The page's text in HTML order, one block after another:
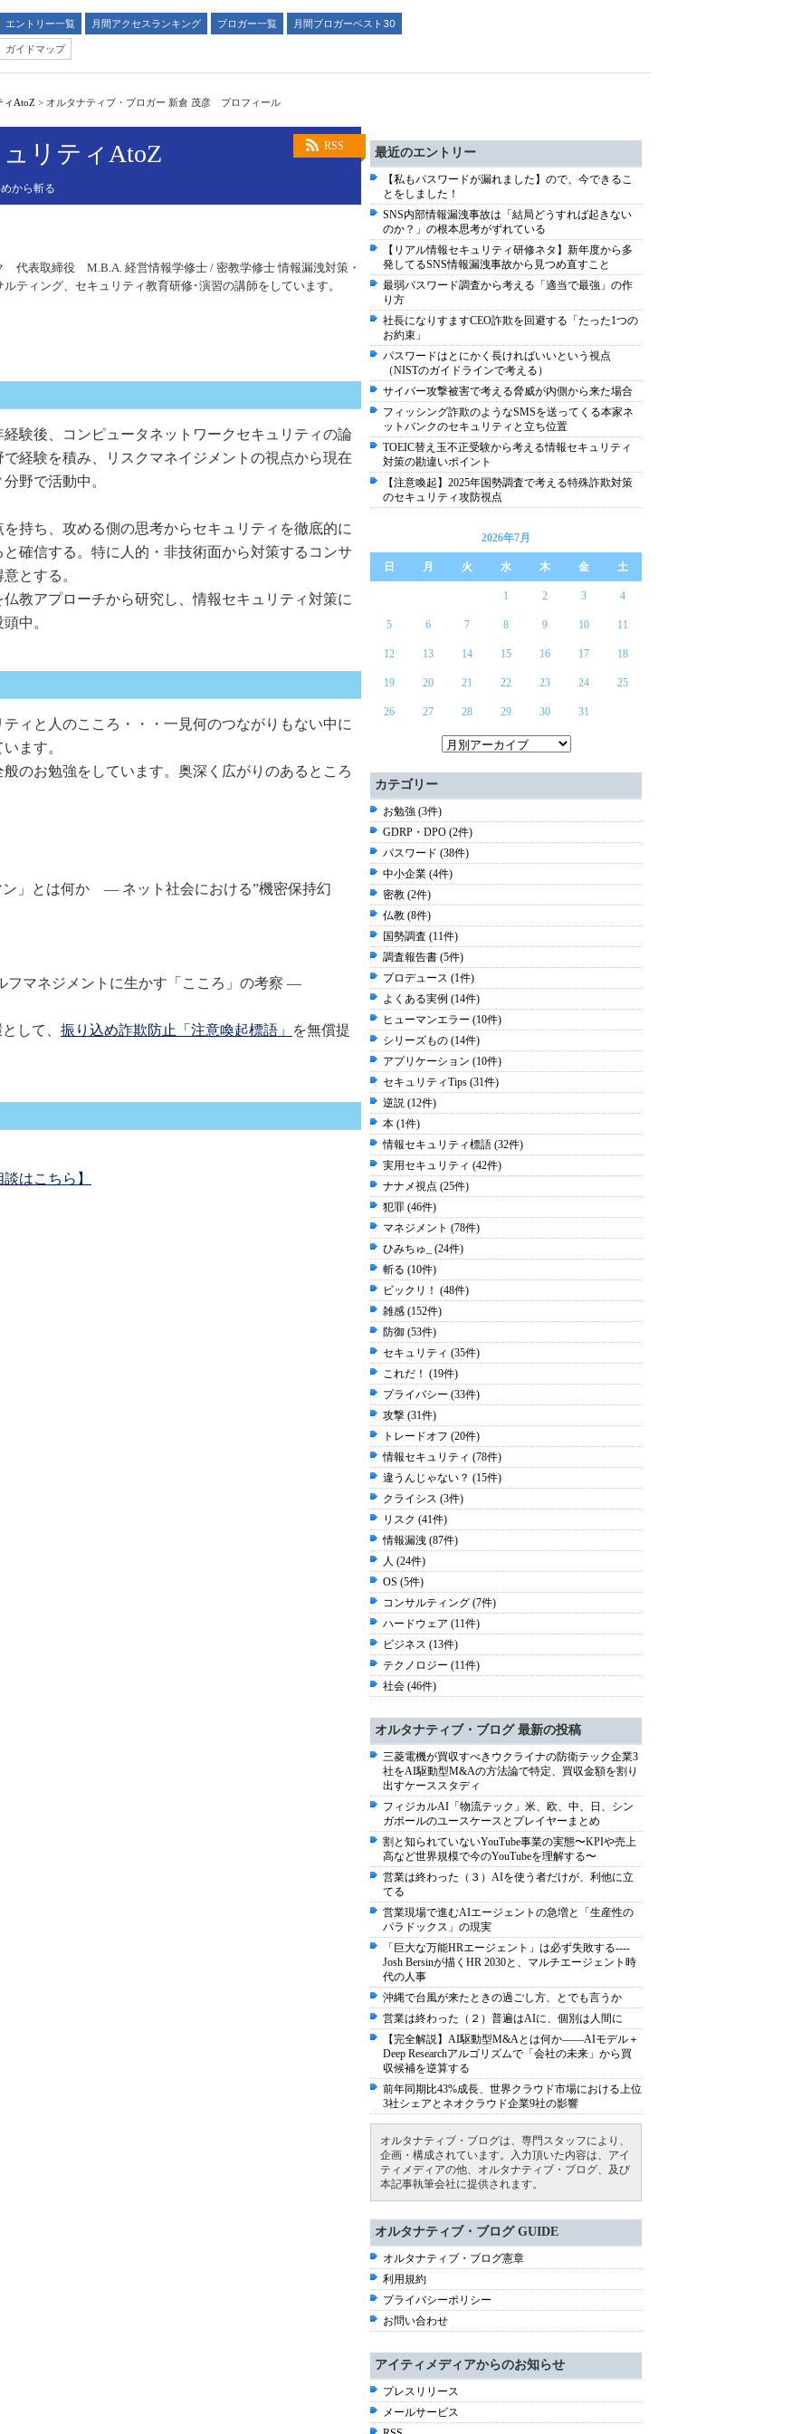
エントリー一覧 月間アクセスランキング ブロガー一覧
月間ブロガーベスト30
ガイドマップ
ィAtoZ > オルタナティブ・ブロガー 新倉 茂彦 プロフィール
RSS
リティAtoZ
から斬る
代表取締役 M.B.A. 経営情報学修士 / 密教学修士 情報漏洩対策・
ティング、セキュリティ教育研修･演習の講師をしています。
験後、コンピュータネットワークセキュリティの論
経験を積み、リスクマネイジメントの視点から現在
野で活動中。
持ち、攻める側の思考からセキュリティを徹底的に
確信する。特に人的・非技術面から対策するコンサ
とする。
教アプローチから研究し、情報セキュリティ対策に
中。
ィと人のこころ・・・一見何のつながりもない中に
ます。
のお勉強をしています。奥深く広がりのあるところ
ン」とは何か ― ネット社会における”機密保持幻
マネジメントに生かす「こころ」の考察 ―
して、 振り込め詐欺防止「注意喚起標語」
を無償提
はこちら】
最近のエントリー
【私もパスワードが漏れました】ので、今できるこ
とをしました！
SNS内部情報漏洩事故は「結局どうすれば起きない
のか？」の根本思考がずれている
【リアル情報セキュリティ研修ネタ】新年度から多
発してるSNS情報漏洩事故から見つめ直すこと
最弱パスワード調査から考える「適当で最強」の作
り方
社長になりすますCEO詐欺を回避する「たった1つの
お約束」
パスワードはとにかく長ければいいという視点
（NISTのガイドラインで考える）
サイバー攻撃被害で考える脅威が内側から来た場合
フィッシング詐欺のようなSMSを送ってくる本家ネ
ットバンクのセキュリティと立ち位置
TOEIC替え玉不正受験から考える情報セキュリティ
対策の勘違いポイント
【注意喚起】2025年国勢調査で考える特殊詐欺対策
のセキュリティ攻防視点
2026年7月
日 月 火 水 木 金 土
1 2 3 4
5 6 7 8 9 10 11
12 13 14 15 16 17 18
19 20 21 22 23 24 25
26 27 28 29 30 31
カテゴリー
お勉強 (3件)
GDRP・DPO (2件)
パスワード (38件)
中小企業 (4件)
密教 (2件)
仏教 (8件)
国勢調査 (11件)
調査報告書 (5件)
プロデュース (1件)
よくある実例 (14件)
ヒューマンエラー (10件)
シリーズもの (14件)
アプリケーション (10件)
セキュリティTips (31件)
逆説 (12件)
本 (1件)
情報セキュリティ標語 (32件)
実用セキュリティ (42件)
ナナメ視点 (25件)
犯罪 (46件)
マネジメント (78件)
ひみちゅ_ (24件)
斬る (10件)
ビックリ！ (48件)
雑感 (152件)
防御 (53件)
セキュリティ (35件)
これだ！ (19件)
プライバシー (33件)
攻撃 (31件)
トレードオフ (20件)
情報セキュリティ (78件)
違うんじゃない？ (15件)
クライシス (3件)
リスク (41件)
情報漏洩 (87件)
人 (24件)
OS (5件)
コンサルティング (7件)
ハードウェア (11件)
ビジネス (13件)
テクノロジー (11件)
社会 (46件)
オルタナティブ・ブログ 最新の投稿
三菱電機が買収すべきウクライナの防衛テック企業3
社をAI駆動型M&Aの方法論で特定、買収金額を割り
出すケーススタディ
フィジカルAI「物流テック」米、欧、中、日、シン
ガポールのユースケースとプレイヤーまとめ
割と知られていないYouTube事業の実態〜KPIや売上
高など世界規模で今のYouTubeを理解する〜
営業は終わった（３）AIを使う者だけが、利他に立
てる
営業現場で進むAIエージェントの急増と「生産性の
パラドックス」の現実
「巨大な万能HRエージェント」は必ず失敗する----
Josh Bersinが描くHR 2030と、マルチエージェント時
代の人事
沖縄で台風が来たときの過ごし方、とでも言うか
営業は終わった（２）普遍はAIに、個別は人間に
【完全解説】AI駆動型M&Aとは何か――AIモデル＋
Deep Researchアルゴリズムで「会社の未来」から買
収候補を逆算する
前年同期比43%成長、世界クラウド市場における上位
3社シェアとネオクラウド企業9社の影響
オルタナティブ・ブログは、専門スタッフにより、
企画・構成されています。入力頂いた内容は、アイ
ティメディアの他、オルタナティブ・ブログ、及び
本記事執筆会社に提供されます。
オルタナティブ・ブログ GUIDE
オルタナティブ・ブログ憲章
利用規約
プライバシーポリシー
お問い合わせ
アイティメディアからのお知らせ
プレスリリース
メールサービス